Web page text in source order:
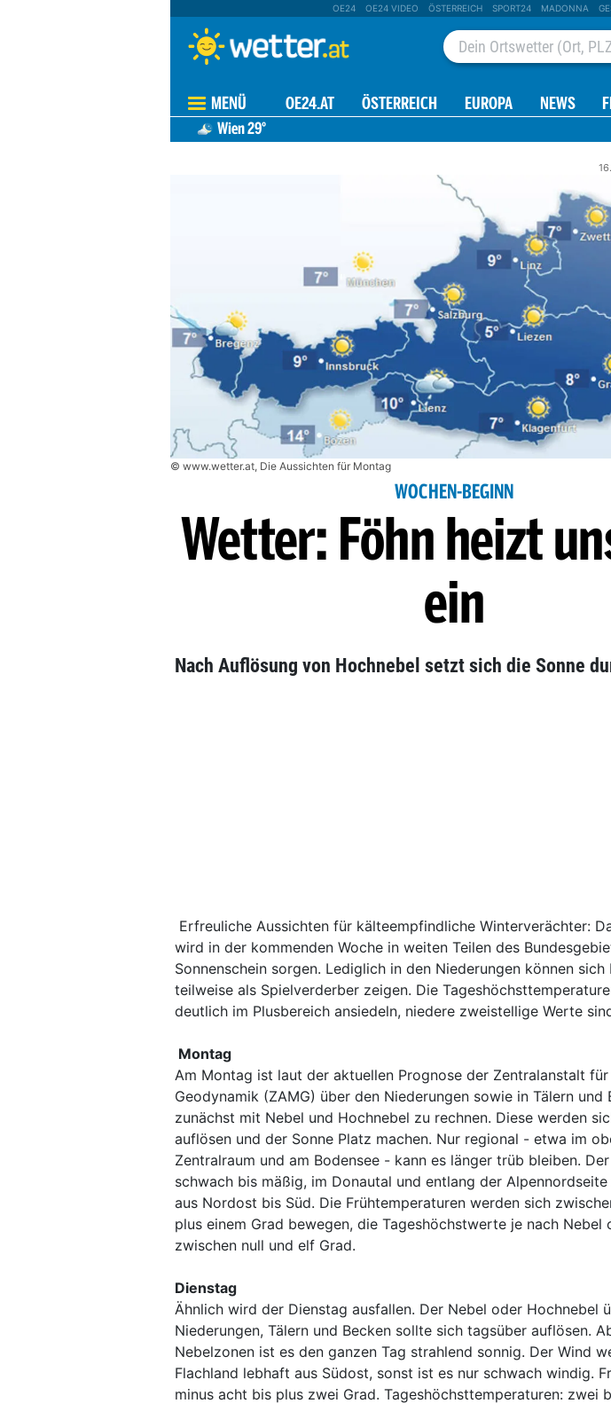
OE24 OE24 VIDEO ÖSTERREICH SPORT24 MADONNA
MENÜ OE24.AT ÖSTERREICH EUROPA NEWS
Wien29°
© www.wetter.at, Die Aussichten für Montag
WOCHEN-BEGINN
Wetter: Föhn heizt
ein
Nach Auflösung von Hochnebel setzt sich die Sonne
Erfreuliche Aussichten für kälteempfindliche Winterverächter:
wird in der kommenden Woche in weiten Teilen des
Sonnenschein sorgen. Lediglich in den Niederungen können sich
teilweise als Spielverderber zeigen. Die
deutlich im Plusbereich ansiedeln, niedere zweistellige Werte
Montag
Am Montag ist laut der aktuellen Prognose der Zentralanstalt
Geodynamik (ZAMG) über den Niederungen sowie in Tälern und
zunächst mit Nebel und Hochnebel zu rechnen. Diese werden
auflösen und der Sonne Platz machen. Nur regional - etwa im
Zentralraum und am Bodensee - kann es länger trüb bleiben.
schwach bis mäßig, im Donautal und entlang der
aus Nordost bis Süd. Die Frühtemperaturen werden sich
plus einem Grad bewegen, die Tageshöchstwerte je nach Nebel
zwischen null und elf Grad.
Dienstag
Ähnlich wird der Dienstag ausfallen. Der Nebel oder Hochnebel
Niederungen, Tälern und Becken sollte sich tagsüber auflösen.
Nebelzonen ist es den ganzen Tag strahlend sonnig. Der Wind
Flachland lebhaft aus Südost, sonst ist es nur schwach windig.
minus acht bis plus zwei Grad. Tageshöchsttemperaturen: zwei